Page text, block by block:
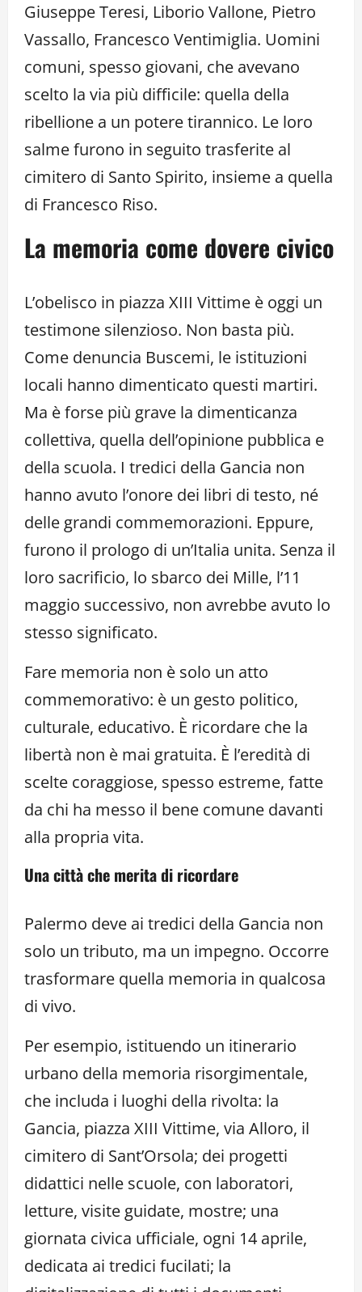
Giuseppe Teresi, Liborio Vallone, Pietro
Vassallo, Francesco Ventimiglia. Uomini
comuni, spesso giovani, che avevano
scelto la via più difficile: quella della
ribellione a un potere tirannico. Le loro
salme furono in seguito trasferite al
cimitero di Santo Spirito, insieme a quella
di Francesco Riso.
La memoria come dovere civico
L’obelisco in piazza XIII Vittime è oggi un
testimone silenzioso. Non basta più.
Come denuncia Buscemi, le istituzioni
locali hanno dimenticato questi martiri.
Ma è forse più grave la dimenticanza
collettiva, quella dell’opinione pubblica e
della scuola. I tredici della Gancia non
hanno avuto l’onore dei libri di testo, né
delle grandi commemorazioni. Eppure,
furono il prologo di un’Italia unita. Senza il
loro sacrificio, lo sbarco dei Mille, l’11
maggio successivo, non avrebbe avuto lo
stesso significato.
Fare memoria non è solo un atto
commemorativo: è un gesto politico,
culturale, educativo. È ricordare che la
libertà non è mai gratuita. È l’eredità di
scelte coraggiose, spesso estreme, fatte
da chi ha messo il bene comune davanti
alla propria vita.
Una città che merita di ricordare
Palermo deve ai tredici della Gancia non
solo un tributo, ma un impegno. Occorre
trasformare quella memoria in qualcosa
di vivo.
Per esempio, istituendo un itinerario
urbano della memoria risorgimentale,
che includa i luoghi della rivolta: la
Gancia, piazza XIII Vittime, via Alloro, il
cimitero di Sant’Orsola; dei progetti
didattici nelle scuole, con laboratori,
letture, visite guidate, mostre; una
giornata civica ufficiale, ogni 14 aprile,
dedicata ai tredici fucilati; la